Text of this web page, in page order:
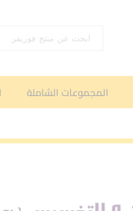
اختر القسم
المجموعات الشاملة